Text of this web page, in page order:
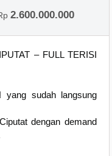
2.600.000.000
– FULL TERISI
sudah langsung
dengan demand